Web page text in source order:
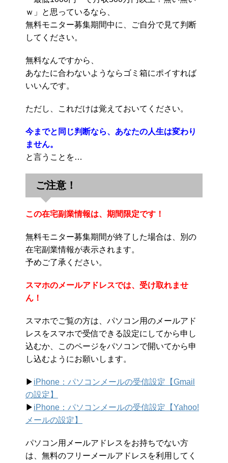
ｗ」と思っているなら、
無料モニター募集期間中に、ご自分で見て判断
してください。
無料なんですから、
あなたに合わないようならゴミ箱にポイすれば
いいんです。
ただし、これだけは覚えておいてください。
今までと同じ判断なら、あなたの人生は変わり
ません。
と言うことを…
ご注意！
この在宅副業情報は、期間限定です！
無料モニター募集期間が終了した場合は、別の
在宅副業情報が表示されます。
予めご了承ください。
スマホのメールアドレスでは、受け取れませ
ん！
スマホでご覧の方は、パソコン用のメールアド
レスをスマホで受信できる設定にしてから申し
込むか、このページをパソコンで開いてから申
し込むようにお願いします。
▶︎ iPhone：パソコンメールの受信設定【Gmail
の設定】
▶︎ iPhone：パソコンメールの受信設定【Yahoo!
メールの設定】
パソコン用メールアドレスをお持ちでない方
は、無料のフリーメールアドレスを利用してく